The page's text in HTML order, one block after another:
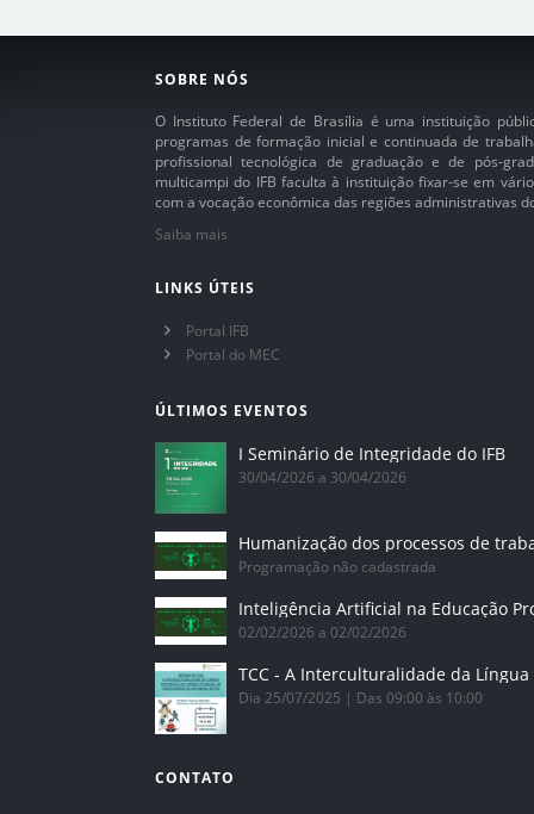
SOBRE NÓS
O Instituto Federal de Brasília é uma instituição
programas de formação inicial e continuada de
profissional tecnológica de graduação e de pós-
multicampi do IFB faculta à instituição fixar-se em
com a vocação econômica das regiões administrativas
Saiba mais
LINKS ÚTEIS
Portal IFB
Portal do MEC
ÚLTIMOS EVENTOS
I Seminário de Integridade do IFB
30/04/2026 a 30/04/2026
Humanização dos processos de
Programação não cadastrada
02/02/2026 a 02/02/2026
Dia 25/07/2025 | Das 09:00 às 10:00
CONTATO